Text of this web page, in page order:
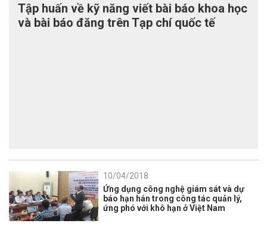
Tập huấn về kỹ năng viết bài báo khoa học
và bài báo đăng trên Tạp chí quốc tế
10/04/2018
Ứng dụng công nghệ giám sát và dự
báo hạn hán trong công tác quản lý,
ứng phó với khô hạn ở Việt Nam